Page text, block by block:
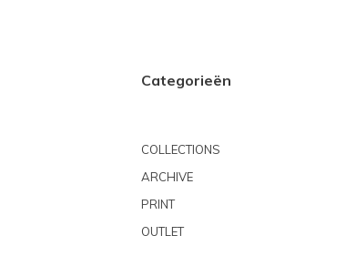
Categorieën
COLLECTIONS
ARCHIVE
PRINT
OUTLET